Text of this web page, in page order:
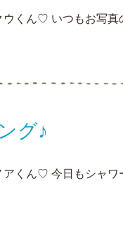
ウくん♡ いつもお写
グ♪
アくん♡ 今日もシャワ